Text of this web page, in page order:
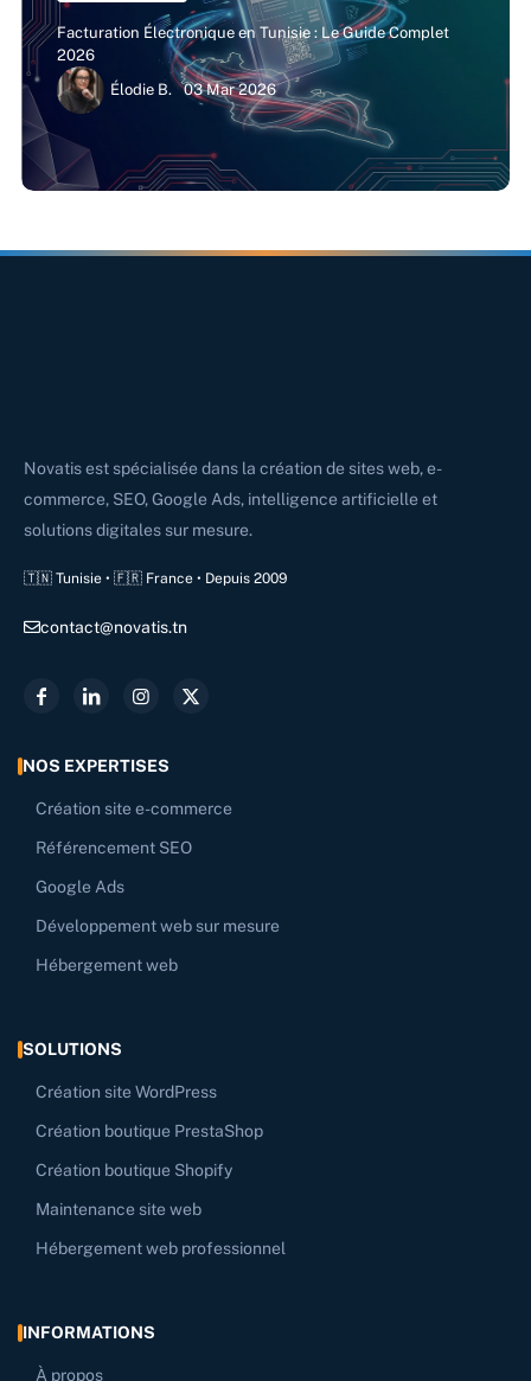
Facturation Électronique en Tunisie : Le Guide Complet
2026
Élodie B.
03 Mar 2026
Novatis est spécialisée dans la création de sites web, e-
commerce, SEO, Google Ads, intelligence artificielle et
solutions digitales sur mesure.
🇹🇳 Tunisie • 🇫🇷 France • Depuis 2009
contact@novatis.tn
NOS EXPERTISES
Création site e-commerce
Référencement SEO
Google Ads
Développement web sur mesure
Hébergement web
SOLUTIONS
Création site WordPress
Création boutique PrestaShop
Création boutique Shopify
Maintenance site web
Hébergement web professionnel
INFORMATIONS
À propos